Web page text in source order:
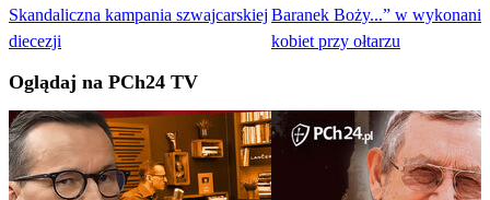
Skandaliczna kampania szwajcarskiej
diecezji
Baranek Boży...” w wykonaniu
kobiet przy ołtarzu
Oglądaj na PCh24 TV